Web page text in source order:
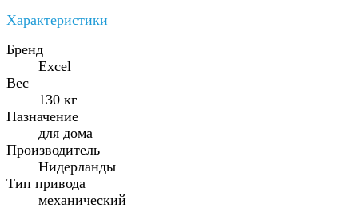
Характеристики
Бренд
Excel
Вес
130 кг
Назначение
для дома
Производитель
Нидерланды
Тип привода
механический